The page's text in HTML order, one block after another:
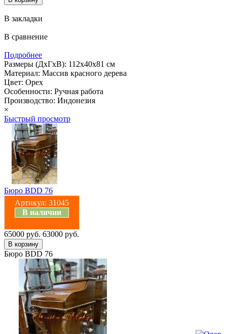
В закладки
В сравнение
Подробнее
Размеры (ДхГхВ): 112х40х81 см
Материал: Массив красного дерева
Цвет: Орех
Особенности: Ручная работа
Производство: Индонезия
×
Быстрый просмотр
Бюро BDD 76
Артикул: 31045
В наличии
65000 руб. 63000 руб.
Бюро BDD 76